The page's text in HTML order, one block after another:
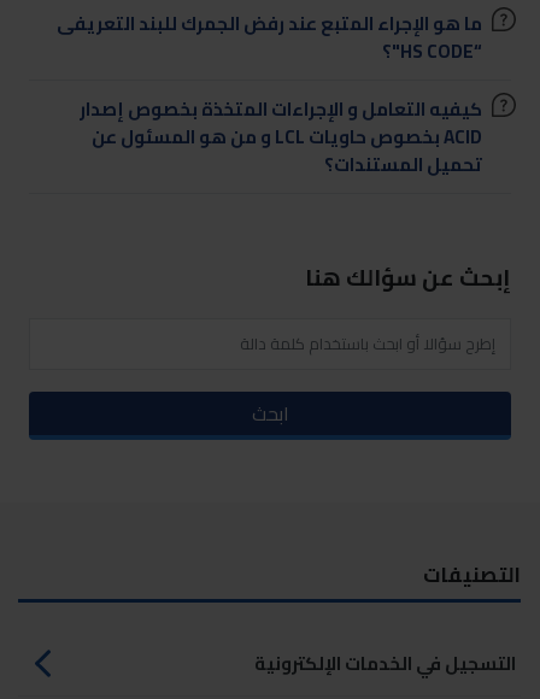
ما هو الإجراء المتبع عند رفض الجمرك للبند التعريفى
“HS CODE"؟
كيفيه التعامل و الإجراءات المتخذة بخصوص إصدار
ACID بخصوص حاويات LCL و من هو المسئول عن
تحميل المستندات؟
إبحث عن سؤالك هنا
ابحث
التصنيفات
التسجيل في الخدمات الإلكترونية